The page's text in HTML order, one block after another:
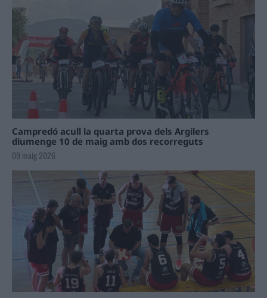
Campredó acull la quarta prova dels Argilers
diumenge 10 de maig amb dos recorreguts
09 maig 2026